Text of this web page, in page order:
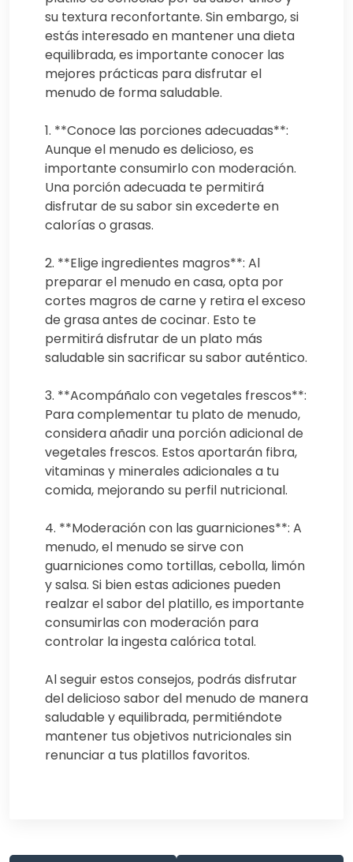
su textura reconfortante. Sin embargo, si
estás interesado en mantener una dieta
equilibrada, es importante conocer las
mejores prácticas para disfrutar el
menudo de forma saludable.
1. **Conoce las porciones adecuadas**:
Aunque el menudo es delicioso, es
importante consumirlo con moderación.
Una porción adecuada te permitirá
disfrutar de su sabor sin excederte en
calorías o grasas.
2. **Elige ingredientes magros**: Al
preparar el menudo en casa, opta por
cortes magros de carne y retira el exceso
de grasa antes de cocinar. Esto te
permitirá disfrutar de un plato más
saludable sin sacrificar su sabor auténtico.
3. **Acompáñalo con vegetales frescos**:
Para complementar tu plato de menudo,
considera añadir una porción adicional de
vegetales frescos. Estos aportarán fibra,
vitaminas y minerales adicionales a tu
comida, mejorando su perfil nutricional.
4. **Moderación con las guarniciones**: A
menudo, el menudo se sirve con
guarniciones como tortillas, cebolla, limón
y salsa. Si bien estas adiciones pueden
realzar el sabor del platillo, es importante
consumirlas con moderación para
controlar la ingesta calórica total.
Al seguir estos consejos, podrás disfrutar
del delicioso sabor del menudo de manera
saludable y equilibrada, permitiéndote
mantener tus objetivos nutricionales sin
renunciar a tus platillos favoritos.